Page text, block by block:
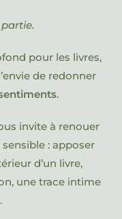
pour les livres,
de redonner
.
invite à renouer
: apposer
d’un livre,
une trace intime